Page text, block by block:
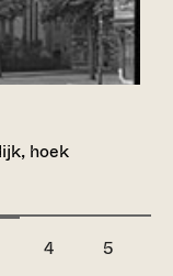
hoek
4 5